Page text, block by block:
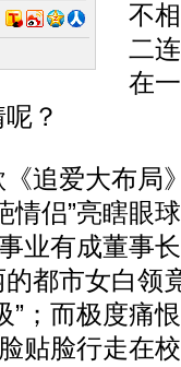
不
二
在
？
爱大布局》
情侣”亮瞎眼
业有成董事
都市女白领
”；而极度痛
贴脸行走在